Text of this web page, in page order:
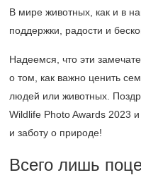
В мире животных, как и в
поддержки, радости и
Надеемся, что эти
о том, как важно ценить
людей или животных.
Wildlife Photo Awards 2023
и заботу о природе!
Всего лишь